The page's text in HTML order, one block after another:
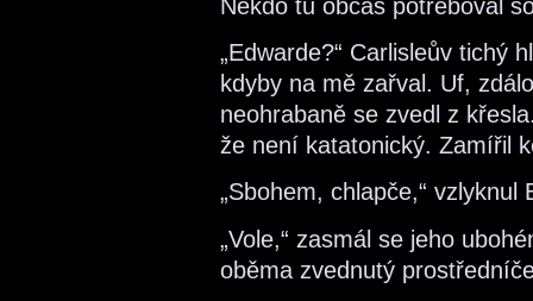
Někdo tu občas potřeboval
„Edwarde?“ Carlisleův tichý
kdyby na mě zařval. Uf,
neohrabaně se zvedl z
že není katatonický. Zamířil
„Sbohem, chlapče,“ vzlyknul
„Vole,“ zasmál se jeho
oběma zvednutý